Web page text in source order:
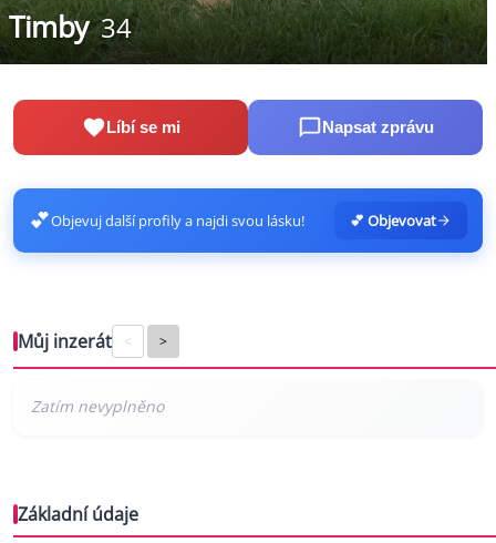
Timby 34
Líbí se mi Napsat zprávu
💕Objevuj další profily a najdi svou lásku! 💕 Objevovat
Můj inzerát < >
Základní údaje